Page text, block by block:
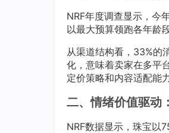
NRF年度调查显示，今
以最大预算领跑各年龄
从渠道结构看，33%的
化，意味着卖家在多平
定价策略和内容适配能力
二、情绪价值驱动
NRF数据显示，珠宝以